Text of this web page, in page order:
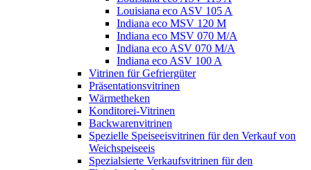
Louisiana eco ASV 105 A
Indiana eco MSV 120 M
Indiana eco MSV 070 M/A
Indiana eco ASV 070 M/A
Indiana eco ASV 100 A
Vitrinen für Gefriergüter
Präsentationsvitrinen
Wärmetheken
Konditorei-Vitrinen
Backwarenvitrinen
Spezielle Speiseeisvitrinen für den Verkauf von
Weichspeiseeis
Spezialsierte Verkaufsvitrinen für den